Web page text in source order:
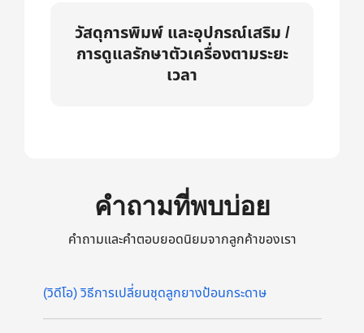
วัสดุการพิมพ์ และอุปกรณ์เสริม /
การดูแลรักษาตัวเครื่องตามระยะ
เวลา
คำถามที่พบบ่อย
คำถามและคำตอบยอดนิยมจากลูกค้าของเรา
(วิดีโอ) วิธีการเปลี่ยนชุดลูกยางป้อนกระดาษ